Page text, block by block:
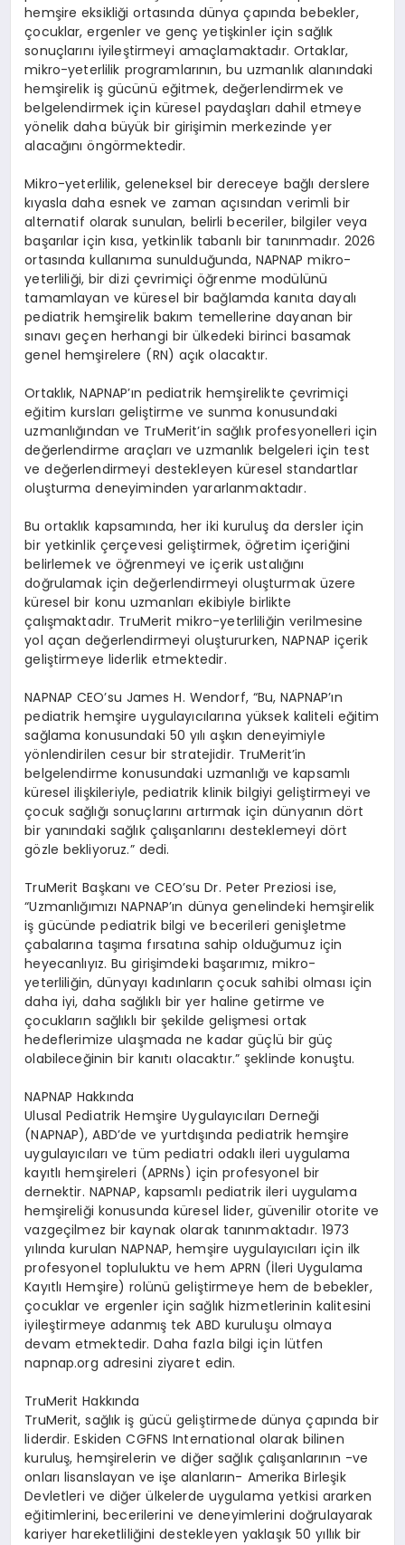
hemşire eksikliği ortasında dünyaçapında bebekler,
çocuklar, ergenler ve gençyetişkinler için sağlık
sonuçlarını iyileştirmeyi amaçlamaktadır. Ortaklar,
mikro-yeterlilik programlarının, bu uzmanlık alanındaki
hemşirelik iş gücünü eğitmek, değerlendirmek ve
belgelendirmek için küresel paydaşlarıdahil etmeye
yönelik daha büyük bir girişimin merkezinde yer
alacağını öngörmektedir.
Mikro-yeterlilik, geleneksel bir dereceye bağlıderslere
kıyasla daha esnek ve zaman açısından verimli bir
alternatif olarak sunulan, belirli beceriler, bilgiler veya
başarılar için kısa, yetkinlik tabanlı bir tanınmadır. 2026
ortasında kullanıma sunulduğunda, NAPNAP mikro-
yeterliliği, bir dizi çevrimiçiöğrenme modülünü
tamamlayan ve küresel bir bağlamda kanıta dayalı
pediatrik hemşirelik bakım temellerine dayanan bir
sınavıgeçen herhangi birülkedeki birinci basamak
genel hemşirelere (RN) açık olacaktır.
Ortaklık, NAPNAP’ın pediatrik hemşirelikte çevrimiçi
eğitim kurslarıgeliştirme ve sunma konusundaki
uzmanlığından ve TruMerit’in sağlık profesyonelleri için
değerlendirme araçlarıve uzmanlık belgeleri için test
ve değerlendirmeyi destekleyen küresel standartlar
oluşturma deneyiminden yararlanmaktadır.
Bu ortaklık kapsamında, her iki kuruluş da dersler için
bir yetkinlik çerçevesi geliştirmek, öğretim içeriğini
belirlemek ve öğrenmeyi ve içerik ustalığını
doğrulamak için değerlendirmeyi oluşturmak üzere
küresel bir konu uzmanlarıekibiyle birlikte
çalışmaktadır. TruMerit mikro-yeterliliğin verilmesine
yol açan değerlendirmeyi oluştururken, NAPNAP içerik
geliştirmeye liderlik etmektedir.
NAPNAP CEO’su James H. Wendorf, “Bu, NAPNAP’ın
pediatrik hemşire uygulayıcılarına yüksek kaliteli eğitim
sağlama konusundaki 50 yılıaşkın deneyimiyle
yönlendirilen cesur bir stratejidir. TruMerit’in
belgelendirme konusundaki uzmanlığı ve kapsamlı
küresel ilişkileriyle, pediatrik klinik bilgiyi geliştirmeyi ve
çocuk sağlığı sonuçlarınıartırmak için dünyanın dört
bir yanındaki sağlık çalışanlarını desteklemeyi dört
gözle bekliyoruz.” dedi.
TruMerit Başkanıve CEO’su Dr. Peter Preziosi ise,
“UzmanlığımızıNAPNAP’ın dünya genelindeki hemşirelik
işgücünde pediatrik bilgi ve becerileri genişletme
çabalarına taşıma fırsatına sahip olduğumuz için
heyecanlıyız. Bu girişimdeki başarımız, mikro-
yeterliliğin, dünyayıkadınlarınçocuk sahibi olması için
daha iyi, daha sağlıklı bir yer haline getirme ve
çocukların sağlıklı birşekilde gelişmesi ortak
hedeflerimize ulaşmada ne kadar güçlü bir güç
olabileceğinin bir kanıtıolacaktır.” şeklinde konuştu.
NAPNAP Hakkında
Ulusal Pediatrik Hemşire UygulayıcılarıDerneği
(NAPNAP), ABD’de ve yurtdışında pediatrik hemşire
uygulayıcılarıve tüm pediatri odaklı ileri uygulama
kayıtlıhemşireleri (APRNs) için profesyonel bir
dernektir. NAPNAP, kapsamlı pediatrik ileri uygulama
hemşireliği konusunda küresel lider, güvenilir otorite ve
vazgeçilmez bir kaynak olarak tanınmaktadır. 1973
yılında kurulan NAPNAP, hemşire uygulayıcılarıiçin ilk
profesyonel topluluktu ve hem APRN (İleri Uygulama
KayıtlıHemşire) rolünügeliştirmeye hem de bebekler,
çocuklar ve ergenler için sağlık hizmetlerinin kalitesini
iyileştirmeye adanmış tek ABD kuruluşu olmaya
devam etmektedir. Daha fazla bilgi için lütfen
napnap.org adresini ziyaret edin.
TruMerit Hakkında
TruMerit, sağlık iş gücügeliştirmede dünyaçapında bir
liderdir. Eskiden CGFNS International olarak bilinen
kuruluş, hemşirelerin ve diğer sağlık çalışanlarının -ve
onlarılisanslayan ve işe alanların- Amerika Birleşik
Devletleri ve diğerülkelerde uygulama yetkisi ararken
eğitimlerini, becerilerini ve deneyimlerini doğrulayarak
kariyer hareketliliğini destekleyen yaklaşık 50 yıllık bir